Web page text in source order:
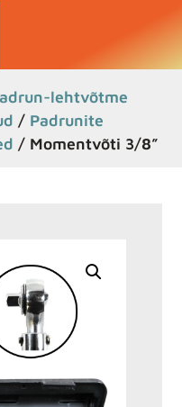
lehtvõtme
/ Padrunite
/ Momentvõti 3/8”